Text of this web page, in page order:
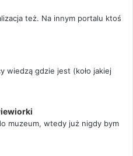
też. Na innym portalu ktoś
wiedzą gdzie jest (koło jakiej
muzeum, wtedy już nigdy bym